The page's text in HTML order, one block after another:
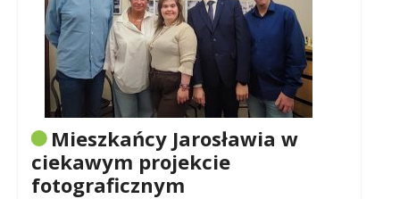
Mieszkańcy Jarosławia w
ciekawym projekcie
fotograficznym